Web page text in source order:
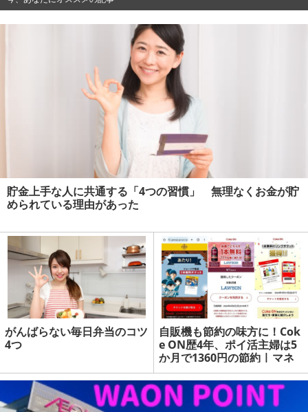
貯金上手な人に共通する「4つの習慣」 無理なくお金が貯
められている理由があった
がんばらない毎日弁当のコツ
4つ
自販機も節約の味方に！Cok
e ON歴4年、ポイ活主婦は5
か月で1360円の節約 | マネ
ーの達人